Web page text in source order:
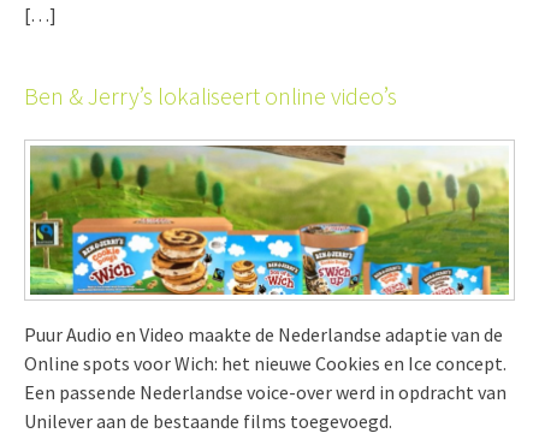
[…]
Ben & Jerry’s lokaliseert online video’s
Puur Audio en Video maakte de Nederlandse adaptie van de
Online spots voor Wich: het nieuwe Cookies en Ice concept.
Een passende Nederlandse voice-over werd in opdracht van
Unilever aan de bestaande films toegevoegd.